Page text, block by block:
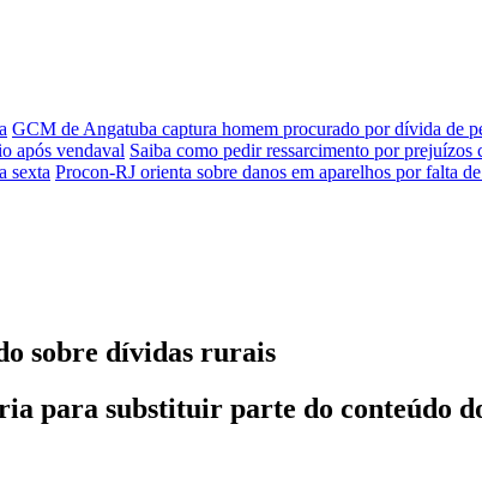
GCM de Angatuba captura homem procurado por dívida de
após vendaval Saiba como pedir ressarcimento por prejuízos
sexta Procon-RJ orienta sobre danos em aparelhos por falta
sobre dívidas rurais
para substituir parte do conteúdo